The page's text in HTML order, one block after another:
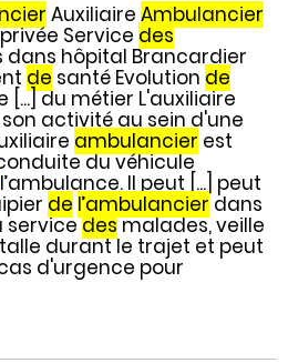
Auxiliaire Ambulancier
Service des
hôpital Brancardier
de santé Evolution de
[...] du métier L'auxiliaire
activité au sein d'une
ambulancier est
du véhicule
l’ambulance. Il peut [...] peut
de l’ambulancier dans
servicedesmalades, veille
durant le trajet et peut
d'urgence pour